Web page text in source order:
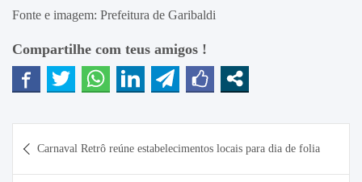
Fonte e imagem: Prefeitura de Garibaldi
Compartilhe com teus amigos !
de
Carnaval Retrô reúne estabelecimentos locais para dia de folia